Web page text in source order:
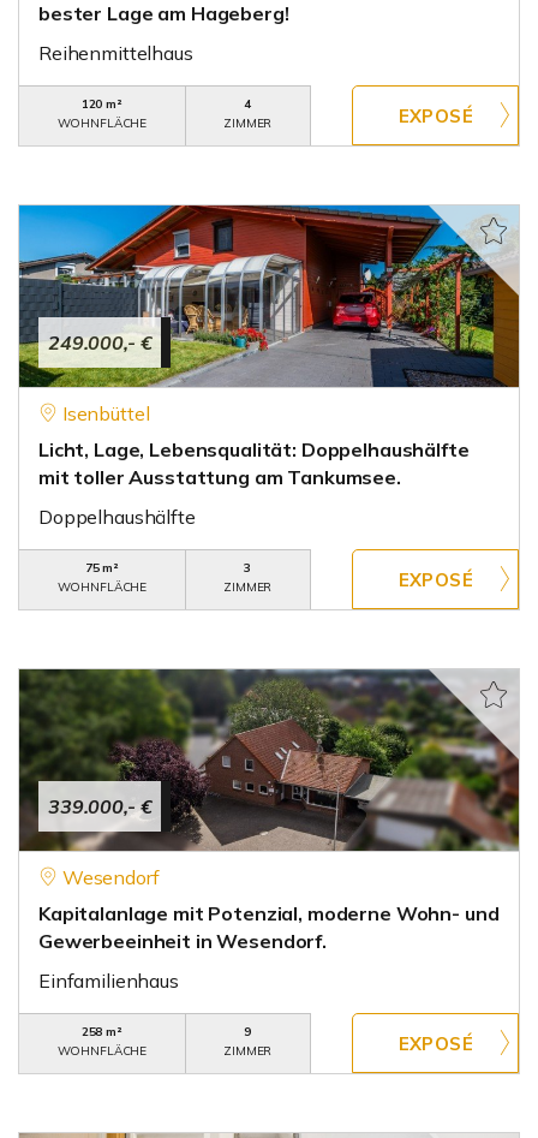
bester Lage am Hageberg!
Reihenmittelhaus
120 m²
WOHNFLÄCHE
4
ZIMMER
249.000,- €
Isenbüttel
Licht, Lage, Lebensqualität: Doppelhaushälfte
mit toller Ausstattung am Tankumsee.
Doppelhaushälfte
75 m²
WOHNFLÄCHE
3
ZIMMER
339.000,- €
Wesendorf
Kapitalanlage mit Potenzial, moderne Wohn- und
Gewerbeeinheit in Wesendorf.
Einfamilienhaus
258 m²
WOHNFLÄCHE
9
ZIMMER